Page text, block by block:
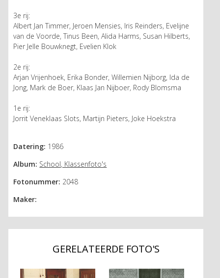
3e rij:
Albert Jan Timmer, Jeroen Mensies, Iris Reinders, Evelijne
van de Voorde, Tinus Been, Alida Harms, Susan Hilberts,
Pier Jelle Bouwknegt, Evelien Klok
2e rij:
Arjan Vrijenhoek, Erika Bonder, Willemien Nijborg, Ida de
Jong, Mark de Boer, Klaas Jan Nijboer, Rody Blomsma
1e rij:
Jorrit Veneklaas Slots, Martijn Pieters, Joke Hoekstra
Datering: 1986
Album: School, Klassenfoto's
Fotonummer: 2048
Maker:
GERELATEERDE FOTO'S